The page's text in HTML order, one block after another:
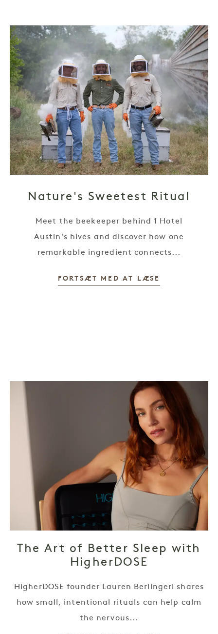
Nature's Sweetest Ritual
Meet the beekeeper behind 1 Hotel
Austin's hives and discover how one
remarkable ingredient connects...
FORTSÆT MED AT LÆSE
The Art of Better Sleep with
HigherDOSE
HigherDOSE founder Lauren Berlingeri shares
how small, intentional rituals can help calm
the nervous...